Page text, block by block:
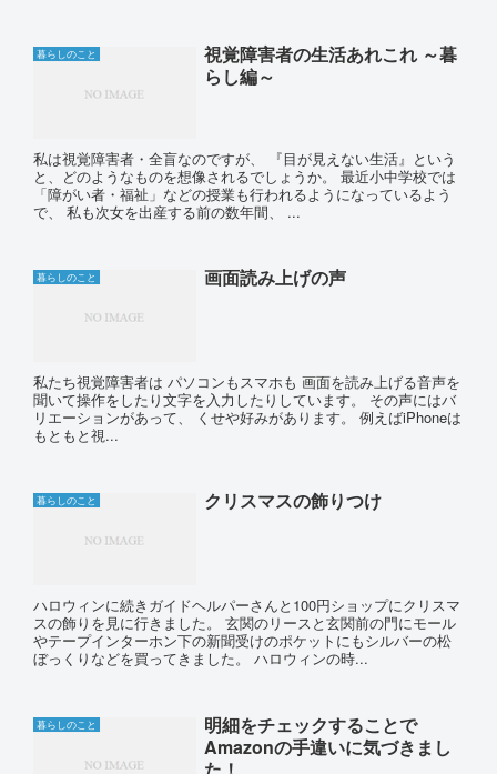
暮らしのこと
視覚障害者の生活あれこれ ～暮
らし編～
私は視覚障害者・全盲なのですが、 『目が見えない生活』という
と、どのようなものを想像されるでしょうか。 最近小中学校では
「障がい者・福祉」などの授業も行われるようになっているよう
で、 私も次女を出産する前の数年間、 ...
暮らしのこと 画面読み上げの声
私たち視覚障害者は パソコンもスマホも 画面を読み上げる音声を
聞いて操作をしたり文字を入力したりしています。 その声にはバ
リエーションがあって、 くせや好みがあります。 例えばiPhoneは
もともと視...
暮らしのこと クリスマスの飾りつけ
ハロウィンに続きガイドヘルパーさんと100円ショップにクリスマ
スの飾りを見に行きました。 玄関のリースと玄関前の門にモール
やテープインターホン下の新聞受けのポケットにもシルバーの松
ぼっくりなどを買ってきました。 ハロウィンの時...
暮らしのこと
明細をチェックすることで
Amazonの手違いに気づきまし
た！